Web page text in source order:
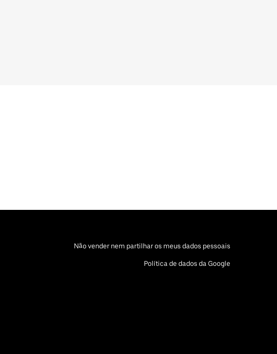
Não vender nem partilhar os meus dados pessoais
Política de dados da Google